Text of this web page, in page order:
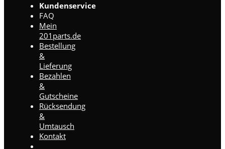
Kundenservice
FAQ
Mein
201parts.de
Bestellung
&
Lieferung
Bezahlen
&
Gutscheine
Rücksendung
&
Umtausch
Kontakt